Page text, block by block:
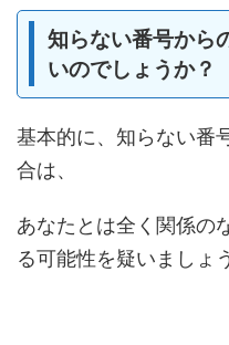
知らない番号から
いのでしょうか？
基本的に、知らない番
合は、
あなたとは全く関係の
る可能性を疑いましょ